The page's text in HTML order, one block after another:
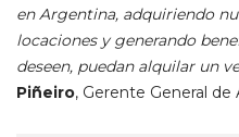
en Argentina, adquiriendo
locaciones y generando
deseen, puedan alquilar un
Piñeiro, Gerente General